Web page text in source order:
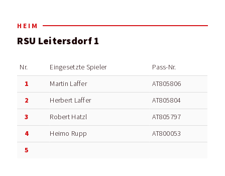
HEIM
RSU Leitersdorf 1
Nr. Eingesetzte Spieler Pass-Nr.
1 Martin Laffer AT805806
2 Herbert Laffer AT805804
3 Robert Hatzl AT805797
4 Heimo Rupp AT800053
5